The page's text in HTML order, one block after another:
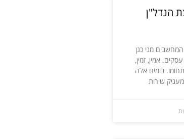
הנדל"ן
מני כגן
אמין, זמין,
בימים אלה
שירות